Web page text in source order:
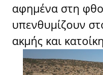
αφημένα στη
υπενθυμίζουν
ακμής και